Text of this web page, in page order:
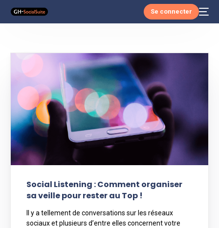
Se connecter
Social Listening : Comment organiser
sa veille pour rester au Top !
Il y a tellement de conversations sur les réseaux
sociaux et plusieurs d’entre elles concernent votre